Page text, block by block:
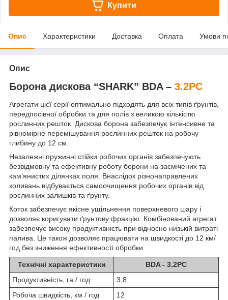
Купити
Опис Характеристики Доставка Оплата Умови
Опис
Борона дискова “SHARK” BDA – 3.2PC
Агрегати цієї серії оптимально підходять для всіх типів ґрунтів,
передпосівної обробки та для полів з великою кількістю
рослинних решток. Дискова борона забезпечує інтенсивне та
рівномірне перемішування рослинних решток на робочу
глибину до 12 см.
Незалежні пружинні стійки робочих органів забезпечують
безвідмовну та ефективну роботу борони на засмічених та
кам’янистих ділянках поля. Внаслідок різнонаправлених
коливань відбувається самоочищення робочих органів від
рослинних залишків та ґрунту.
Коток забезпечує якісне ущільнення поверхневого шару і
дозволяє коригувати ґрунтову фракцію. Комбінований агрегат
забезпечує високу продуктивність при відносно низькій витраті
палива. Це також дозволяє працювати на швидкості до 12 км/
год без зниження ефективності обробки.
Технічні характеристики
BDA - 3.2PC
Продуктивність, га / год
3,8
Робоча швидкість, км / год
12